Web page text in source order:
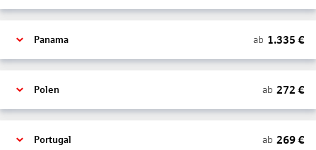
Panama ab 1.335 €
Polen ab 272 €
Portugal ab 269€